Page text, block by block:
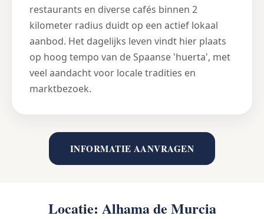
restaurants en diverse cafés binnen 2
kilometer radius duidt op een actief lokaal
aanbod. Het dagelijks leven vindt hier plaats
op hoog tempo van de Spaanse 'huerta', met
veel aandacht voor locale tradities en
marktbezoek.
INFORMATIE AANVRAGEN
Locatie: Alhama de Murcia